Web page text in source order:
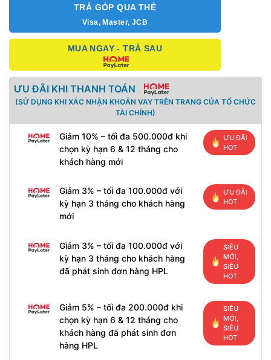
TRẢ GÓP QUA THẺ
Visa, Master, JCB
MUA NGAY - TRẢ SAU
ƯU ĐÃI KHI THANH TOÁN
(SỬ DỤNG KHI XÁC NHẬN KHOẢN VAY TRÊN TRANG CỦA TỔ CHỨC
TÀI CHÍNH)
Giảm 10% – tối đa 500.000đ khi
chọn kỳ hạn 6 & 12 tháng cho
khách hàng mới
ƯU ĐÃI
HOT
Giảm 3% – tối đa 100.000đ với
kỳ hạn 3 tháng cho khách hàng
mới
ƯU ĐÃI
HOT
Giảm 3% – tối đa 100.000đ với
kỳ hạn 3 tháng cho khách hàng
đã phát sinh đơn hàng HPL
SIÊU
MỚI,
SIÊU
HOT
Giảm 5% – tối đa 200.000đ khi
chọn kỳ hạn 6 & 12 tháng cho
khách hàng đã phát sinh đơn
hàng HPL
SIÊU
MỚI,
SIÊU
HOT